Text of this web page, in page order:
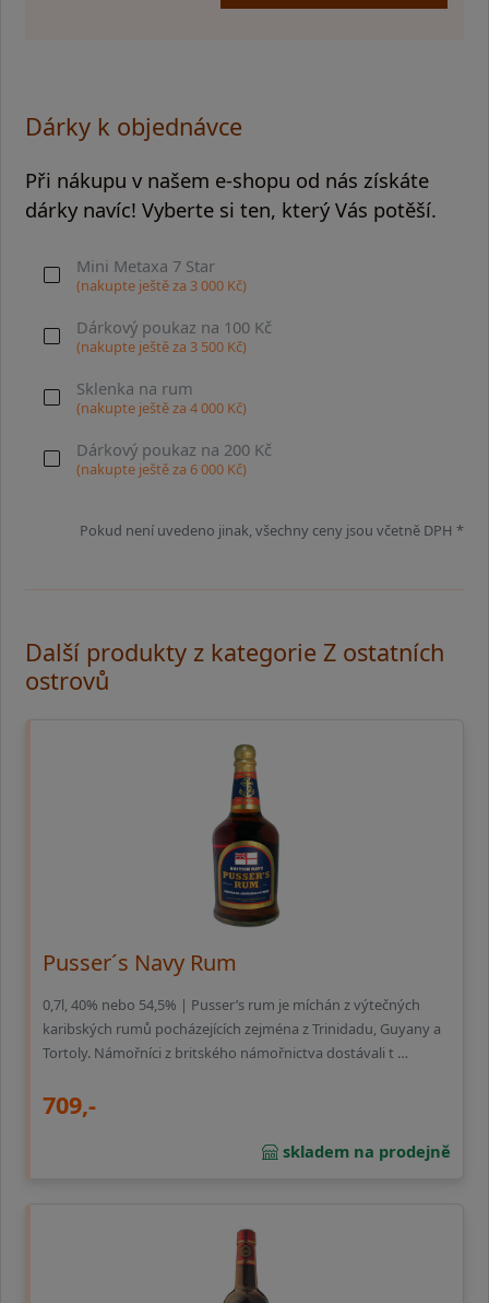
Dárky k objednávce
Při nákupu v našem e-shopu od nás získáte
dárky navíc! Vyberte si ten, který Vás potěší.
Mini Metaxa 7 Star
(nakupte ještě za 3 000Kč)
Dárkový poukaz na 100 Kč
(nakupte ještě za 3 500Kč)
Sklenka na rum
(nakupte ještě za 4 000Kč)
Dárkový poukaz na 200 Kč
(nakupte ještě za 6 000Kč)
Pokud není uvedeno jinak, všechny ceny jsou včetně DPH *
Další produkty z kategorie Z ostatních
ostrovů
Pusser´s Navy Rum
0,7l, 40% nebo 54,5% | Pusser’s rum je míchán z výtečných
karibských rumů pocházejících zejména z Trinidadu, Guyany a
Tortoly. Námořníci z britského námořnictva dostávali t …
709,-
skladem na prodejně